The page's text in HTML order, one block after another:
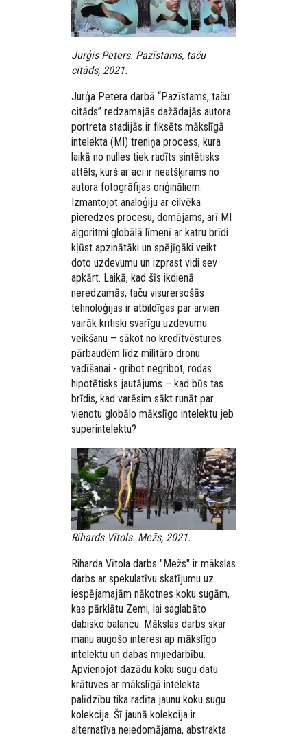
Jurģis Peters. Pazīstams, taču
citāds, 2021.
Jurģa Petera darbā “Pazīstams, taču
citāds” redzamajās dažādajās autora
portreta stadijās ir fiksēts mākslīgā
intelekta (MI) treniņa process, kura
laikā no nulles tiek radīts sintētisks
attēls, kurš ar aci ir neatšķirams no
autora fotogrāfijas oriģināliem.
Izmantojot analoģiju ar cilvēka
pieredzes procesu, domājams, arī MI
algoritmi globālā līmenī ar katru brīdi
kļūst apzinātāki un spējīgāki veikt
doto uzdevumu un izprast vidi sev
apkārt. Laikā, kad šīs ikdienā
neredzamās, taču visurersošās
tehnoloģijas ir atbildīgas par arvien
vairāk kritiski svarīgu uzdevumu
veikšanu – sākot no kredītvēstures
pārbaudēm līdz militāro dronu
vadīšanai - gribot negribot, rodas
hipotētisks jautājums – kad būs tas
brīdis, kad varēsim sākt runāt par
vienotu globālo mākslīgo intelektu jeb
superintelektu?
Rihards Vītols. Mežs, 2021.
Riharda Vītola darbs "Mežs" ir mākslas
darbs ar spekulatīvu skatījumu uz
iespējamajām nākotnes koku sugām,
kas pārklātu Zemi, lai saglabāto
dabisko balancu. Mākslas darbs skar
manu augošo interesi ap mākslīgo
intelektu un dabas mijiedarbību.
Apvienojot dazādu koku sugu datu
krātuves ar mākslīgā intelekta
palīdzību tika radīta jaunu koku sugu
kolekcija. Šī jaunā kolekcija ir
alternatīva neiedomājama, abstrakta